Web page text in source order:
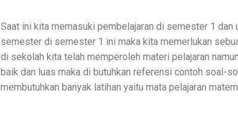
Saat ini kita memasuki pembelajaran di semester 1 dan
semester di semester 1 ini maka kita memerlukan
di sekolah kita telah memperoleh materi pelajaran
baik dan luas maka di butuhkan referensi contoh soal-
membutuhkan banyak latihan yaitu mata pelajaran